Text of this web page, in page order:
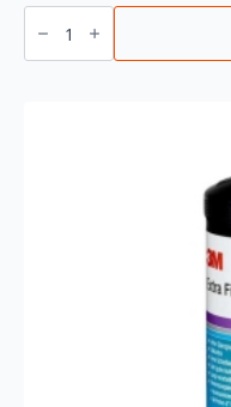
MIKROFIBER
SVAMP